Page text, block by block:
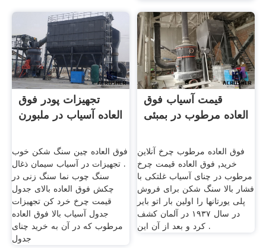
تجهیزات پودر فوق
العاده آسیاب در ملبورن
فوق العاده چین سنگ شکن خوب
. تجهیزات در آسیاب سیمان ذغال
سنگ چوب نما سنگ زنی در
چکش فوق العاده بالای جدول
قیمت چرخ خرد کن تجهیزات
جدول آسیاب بالا فوق العاده
مرطوب که در آن به خرید چنای
جدول
قیمت آسیاب فوق
العاده مرطوب در بمبئی
فوق العاده مرطوب چرخ آنلاین
خرید, فوق العاده قیمت چرخ
مرطوب در چنای آسیاب غلتکی با
فشار بالا سنگ شکن برای فروش
پلی یورتانها را اولین بار اتو بایر
در سال ۱۹۳۷ در آلمان کشف
کرد و بعد از آن این .